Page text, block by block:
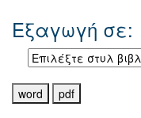
Εξαγωγή σε: